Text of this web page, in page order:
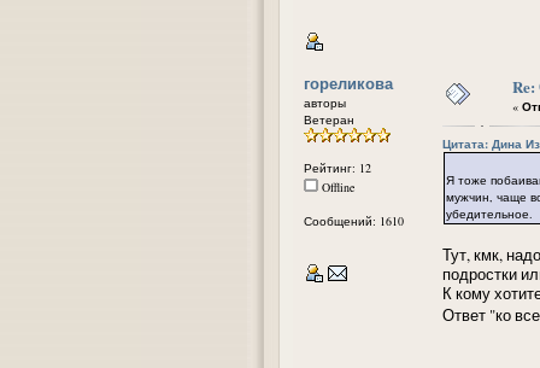
гореликова
авторы
Ветеран
Рейтинг: 12
Offline
Сообщений: 1610
«
Цитата: Дина
Я тоже
мужчин, чаще
убедительное.
Тут, кмк,
подростки
К кому
Ответ "ко